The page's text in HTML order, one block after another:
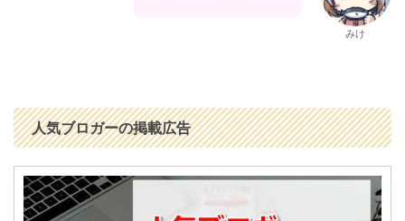
みけ
人気ブロガーの掲載広告